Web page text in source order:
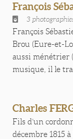
François
3
François
Brou (Eure-et-
aussi ménétrier
musique, il le
Charles
Fils d’un
décembre 1815